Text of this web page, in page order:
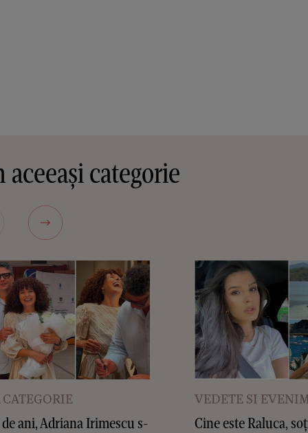
aceeași categorie
CATEGORIE
ani, Adriana Irimescu s-
VEDETE SI
Cine este Raluca,